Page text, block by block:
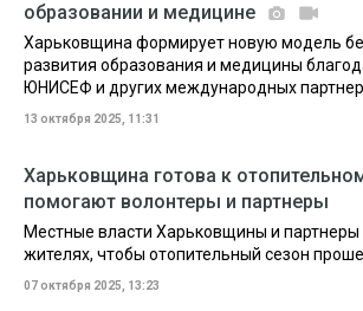
образовании и медицине
Харьковщина формирует новую модель
развития образования и медицины
ЮНИСЕФ и других международных
13 октября 2025, 11:31
Харьковщина готова к
помогают волонтеры и партнеры
Местные власти Харьковщины и партнеры
жителях, чтобы отопительный сезон
07 октября 2025, 13:23